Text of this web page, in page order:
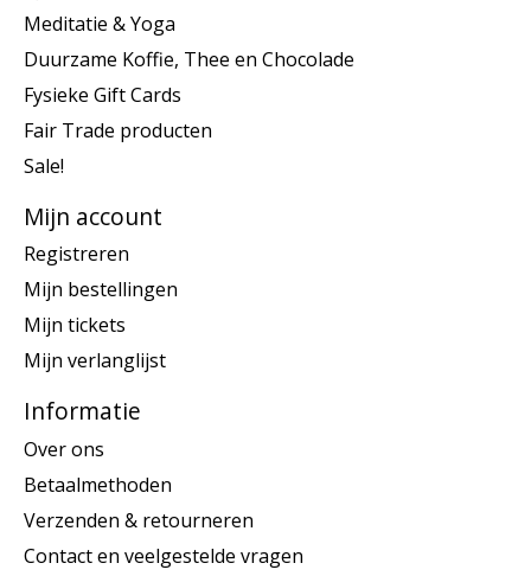
Meditatie & Yoga
Duurzame Koffie, Thee en Chocolade
Fysieke Gift Cards
Fair Trade producten
Sale!
Mijn account
Registreren
Mijn bestellingen
Mijn tickets
Mijn verlanglijst
Informatie
Over ons
Betaalmethoden
Verzenden & retourneren
Contact en veelgestelde vragen